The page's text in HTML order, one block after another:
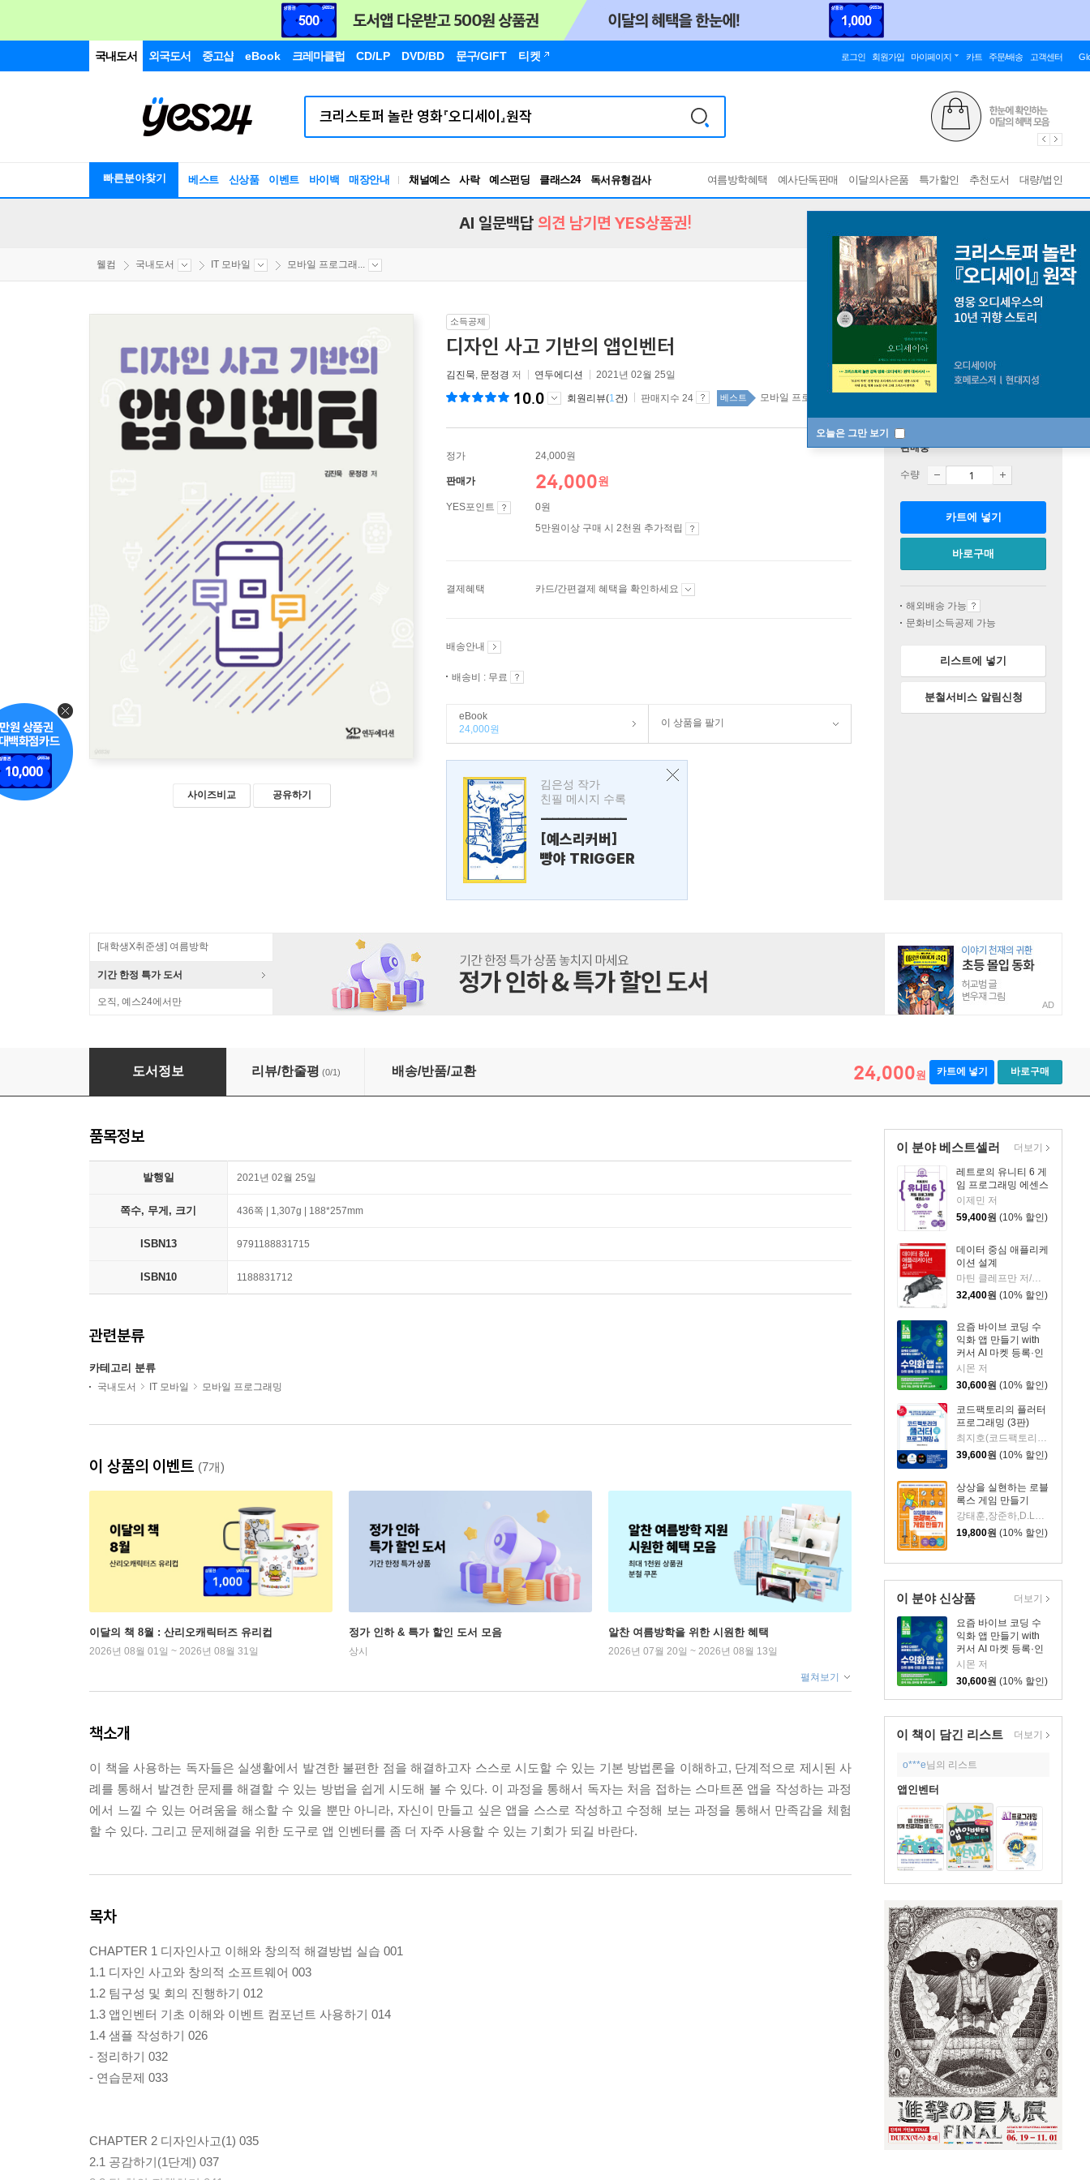
국내도서 외국도서 중고샵 eBook 크레마클럽 CD/LP DVD/BD 문구/GIFT 티켓 로그인 회원가입 마이페이지 카트 주문/배송 고객센터
빠른분야찾기 베스트 신상품 이벤트 바이백 매장안내 채널예스 사락 예스펀딩 클래스24
독서유형검사
RBTI Lab
여름방학혜택 예사단독판매 이달의사은품 특가할인 추천도서 대량/법인
오늘은 그만 보기
AI 일문백답 의견 남기면 YES상품권!
웰컴 국내도서 IT 모바일 모바일 프로그래...
사이즈비교 공유하기
소득공제
디자인 사고 기반의 앱인벤터
김진묵, 문정경 저 연두에디션 2021년 02월 25일
10.0 회원리뷰(1건) 판매지수 24 베스트 모바일 프로그래밍 top20 6주
정가 24,000원
판매가 24,000원
YES포인트
0원
5만원이상 구매 시 2천원 추가적립
결제혜택 카드/간편결제 혜택을 확인하세요
배송안내
배송비 : 무료
eBook
24,000원
이 상품을 팔기
김은성 작가
친필 메시지 수록
---------------
[예스리커버]
빵야 TRIGGER
판매중
수량
카트에 넣기
바로구매
해외배송 가능
문화비소득공제 가능
리스트에 넣기
분철서비스 알림신청
[대학생X취준생] 여름방학
기간 한정 특가 도서
오직, 예스24에서만 AD
디자인 사고 기반의 앱인벤터
도서정보 리뷰/한줄평 (0/1) 배송/반품/교환 24,000원 카트에 넣기 바로구매
이 분야 베스트셀러
레트로의 유니티 6 게
임 프로그래밍 에센스
이제민 저
59,400원 (10% 할인)
데이터 중심 애플리케
이션 설계
32,400원 (10% 할인)
요즘 바이브 코딩 수
익화 앱 만들기 with
커서 AI 마켓 등록·인
앱 결제·구독 상품
시몬 저
30,600원 (10% 할인)
코드팩토리의 플러터
프로그래밍 (3판)
최지호(코드팩토리) 저
39,600원 (10% 할인)
상상을 실현하는 로블
록스 게임 만들기
19,800원 (10% 할인)
더보기
이 분야 신상품
요즘 바이브 코딩 수
익화 앱 만들기 with
커서 AI 마켓 등록·인
앱 결제·구독 상품
시몬 저
30,600원 (10% 할인)
더보기
이 책이 담긴 리스트 더보기
o***e님의 리스트
앱인벤터
품목정보
발행일 2021년 02월 25일
쪽수, 무게, 크기 436쪽 | 1,307g | 188*257mm
ISBN13 9791188831715
ISBN10 1188831712
관련분류
카테고리 분류
국내도서 IT 모바일 모바일 프로그래밍
이 상품의 이벤트 (7개)
이달의 책 8월 : 산리오캐릭터즈 유리컵
2026년 08월 01일 ~ 2026년 08월 31일
정가 인하 & 특가 할인 도서 모음
상시
알찬 여름방학을 위한 시원한 혜택
2026년 07월 20일 ~ 2026년 08월 13일
펼쳐보기
책소개
이 책을 사용하는 독자들은 실생활에서 발견한 불편한 점을 해결하고자 스스로 시도할 수 있는 기본 방법론을 이해하고, 단계적으로 제시된 사
례를 통해서 발견한 문제를 해결할 수 있는 방법을 쉽게 시도해 볼 수 있다. 이 과정을 통해서 독자는 처음 접하는 스마트폰 앱을 작성하는 과정
에서 느낄 수 있는 어려움을 해소할 수 있을 뿐만 아니라, 자신이 만들고 싶은 앱을 스스로 작성하고 수정해 보는 과정을 통해서 만족감을 체험
할 수 있다. 그리고 문제해결을 위한 도구로 앱 인벤터를 좀 더 자주 사용할 수 있는 기회가 되길 바란다.
목차
CHAPTER 1 디자인사고 이해와 창의적 해결방법 실습 001
1.1 디자인 사고와 창의적 소프트웨어 003
1.2 팀구성 및 회의 진행하기 012
1.3 앱인벤터 기초 이해와 이벤트 컴포넌트 사용하기 014
1.4 샘플 작성하기 026
- 정리하기 032
- 연습문제 033
CHAPTER 2 디자인사고(1) 035
2.1 공감하기(1단계) 037